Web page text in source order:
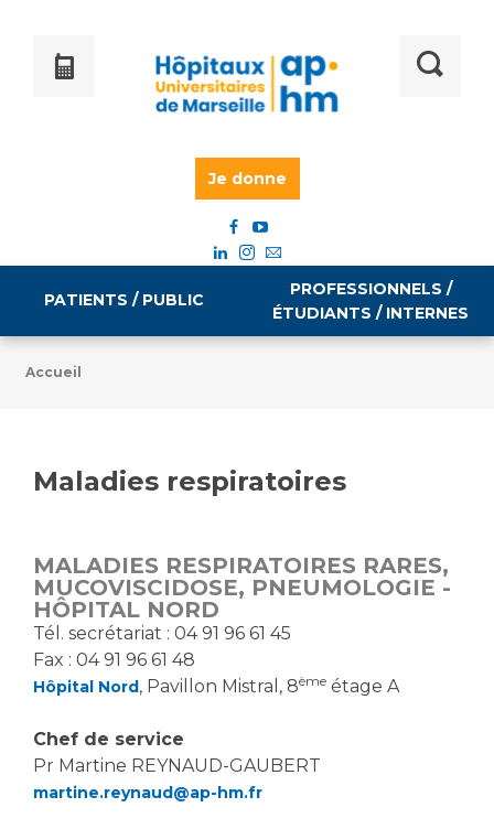
Je donne
PATIENTS / PUBLIC
Tarifs
Vous allez être hospitalisé(e)
Vous avez un examen d'imagerie ou de radiologie
à réaliser
Vous avez une analyse à réaliser
Vous venez en consultation
myaphm, votre espace santé en ligne
Infos COVID-19
PROFESSIONNELS /
ÉTUDIANTS / INTERNES
Emploi / formation
Emplois administratifs
Emplois médicaux
Espace Formation
Étudiants hospitaliers
Emplois techniques et médico-techniques
Emplois divers
Emplois socio-éducatifs
Statuts
Accueil
Maladies respiratoires
MALADIES RESPIRATOIRES RARES,
MUCOVISCIDOSE, PNEUMOLOGIE -
HÔPITAL NORD
Tél. se​crétariat : 04 91 96 61 45
Fax : 04 91 96 61 48
Hôpital Nord, Pavillon Mistral, 8ème étage A
Chef de service
Pr Martine REYNAUD-GAUBERT
martine.reynaud@ap-hm.fr